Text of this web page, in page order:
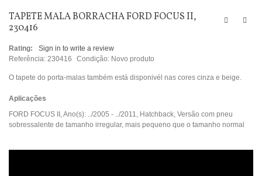
TAPETE MALA BORRACHA FORD FOCUS II,
230416
Rating:
Sign in to write a review
Referência: 230416 Condição: Novo produto
O tapete do porta-malas também está disponivél nas cores cinza e beige.
Aplicações
FORD FOCUS II, Ano(s): ../2005 - ../2011, Hatchback, Versão com pneu
sobressalente de tamanho irregular, mais pequeno que o tamanho normal